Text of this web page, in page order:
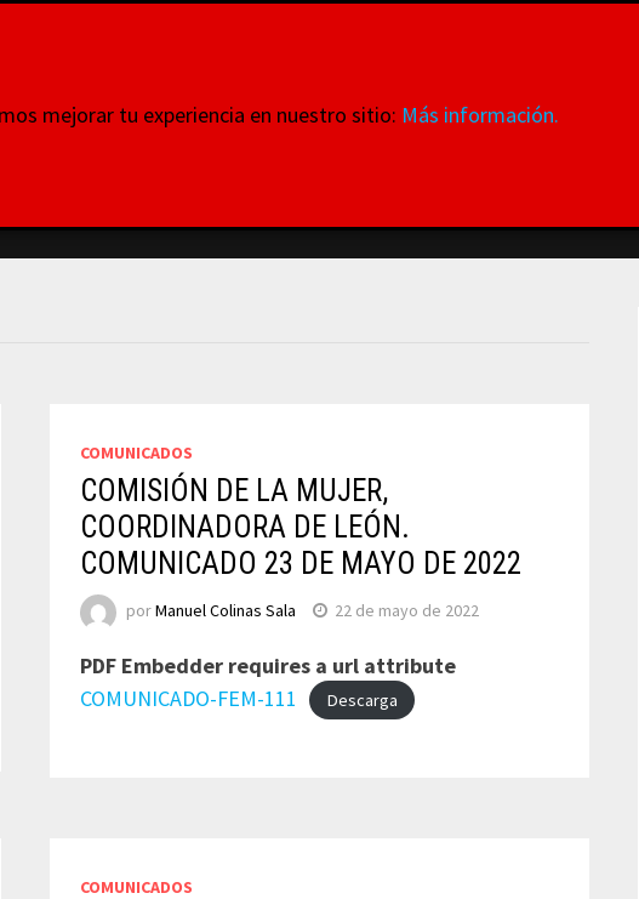
COMUNICADOS
COMISIÓN DE LA MUJER,
COORDINADORA DE LEÓN.
COMUNICADO 23 DE MAYO DE 2022
porManuel Colinas Sala 22 de mayo de 2022
PDF Embedder requires a url attribute
COMUNICADO-FEM-111
Descarga
COMUNICADOS
mejorar tu experiencia en nuestro sitio: Más información.